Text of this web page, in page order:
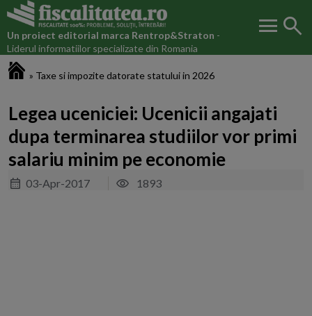
Un proiect editorial marca Rentrop&Straton -
Liderul informatiilor specializate din Romania
menu search
» Taxe si impozite datorate statului in 2026
Legea uceniciei: Ucenicii angajati
dupa terminarea studiilor vor primi
salariu minim pe economie
03-Apr-2017 1893